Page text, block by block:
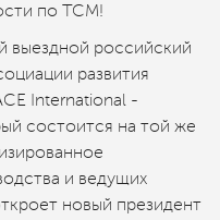
по ТСМ!
выездной российский
развития
International -
состоится на той же
и ведущих
новый президент